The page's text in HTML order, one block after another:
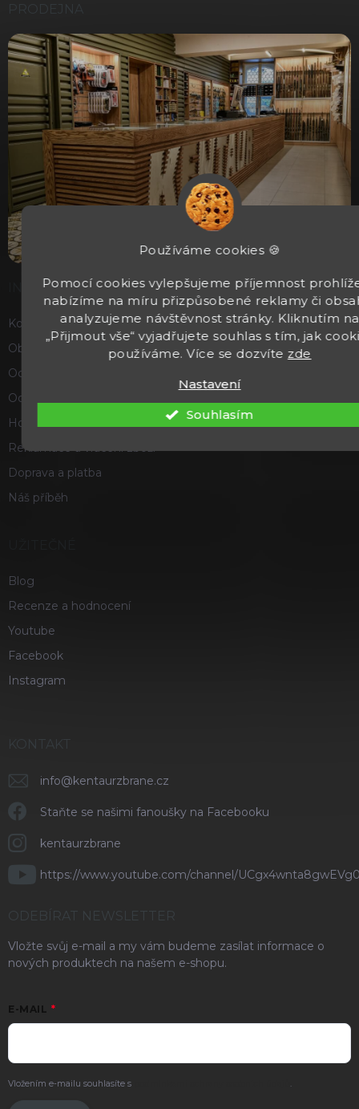
Používáme cookies 🍪
Pomocí cookies vylepšujeme příjemnost
nabízíme na míru přizpůsobené reklamy či
analyzujeme návštěvnost stránky. Kliknutím na
„Přijmout vše“ vyjadřujete souhlas s tím, jak
používáme. Více se dozvíte zde
Nastavení
Souhlasím
PRODEJNA
INFORMACE
Kontakty
Obchodní podmínky
Ochrana osobních údajů
Odstoupení od smlouvy
Hodnocení obchodu
Reklamace a vrácení zboží
Doprava a platba
Náš příběh
Blog
Recenze a hodnocení
Youtube
Facebook
Instagram
KONTAKT
info@kentaurzbrane.cz
Staňte se našimi fanoušky na Facebooku
kentaurzbrane
https://www.youtube.com/channel/
ODEBÍRAT NEWSLETTER
Vložte svůj e-mail a my vám budeme zasílat informace o
nových produktech na našem e-shopu.
E-MAIL
Vložením e-mailu souhlasíte s .